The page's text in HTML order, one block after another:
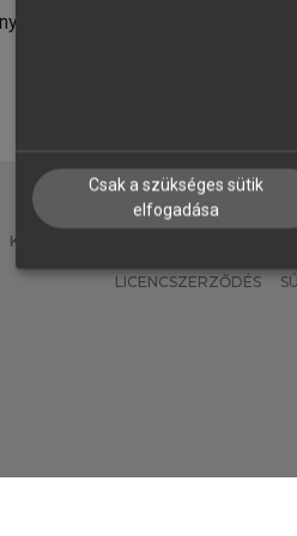
KÖNYVTÁROSOKNAK
LICENCSZERZŐDÉS
Csak a szükséges sütik
elfogadása